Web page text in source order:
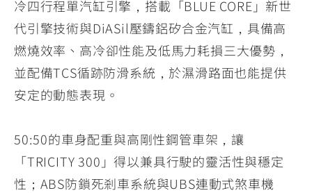
冷四行程單汽缸引擎，搭載「BLUE CORE」新世
代引擎技術與DiASil壓鑄鋁矽合金汽缸，具備高
燃燒效率、高冷卻性能及低馬力耗損三大優勢，
並配備TCS循跡防滑系統，於濕滑路面也能提供
安定的動態表現。
50:50的車身配重與高剛性鋼管車架，讓
「TRICITY 300」得以兼具行駛的靈活性與穩定
性；ABS防鎖死剎車系統與UBS連動式煞車機